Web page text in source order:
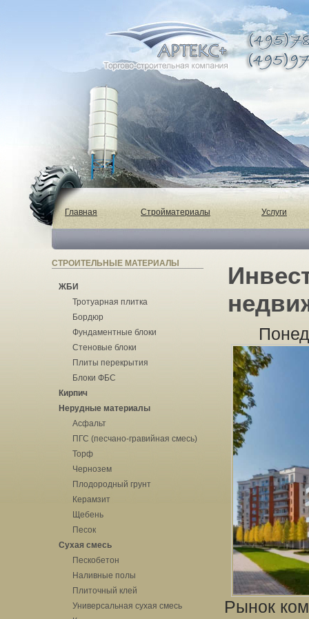
Главная Стройматериалы Услуги
СТРОИТЕЛЬНЫЕ МАТЕРИАЛЫ
ЖБИ
Тротуарная плитка
Бордюр
Фундаментные блоки
Стеновые блоки
Плиты перекрытия
Блоки ФБС
Кирпич
Нерудные материалы
Асфальт
ПГС (песчано-гравийная смесь)
Торф
Чернозем
Плодородный грунт
Керамзит
Щебень
Песок
Сухая смесь
Пескобетон
Наливные полы
Плиточный клей
Универсальная сухая смесь
Рынок